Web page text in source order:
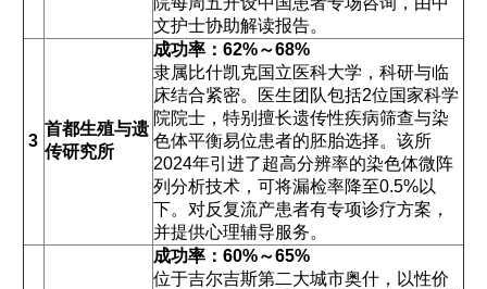
文护士协助解读报告。
3
首都生殖与遗
传研究所
成功率：62%～68%
隶属比什凯克国立医科大学，科研与临
床结合紧密。医生团队包括2位国家科学
院院士，特别擅长遗传性疾病筛查与染
色体平衡易位患者的胚胎选择。该所
2024年引进了超高分辨率的染色体微阵
列分析技术，可将漏检率降至0.5%以
下。对反复流产患者有专项诊疗方案，
并提供心理辅导服务。
成功率：60%～65%
位于吉尔吉斯第二大城市奥什，以性价